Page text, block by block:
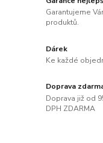
Garantujeme
produktů.
Dárek
Ke každé
Doprava
Doprava již od
DPH ZDARMA